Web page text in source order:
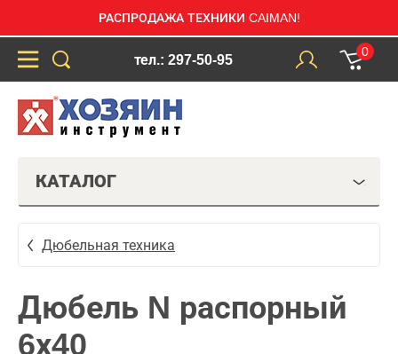
РАСПРОДАЖА ТЕХНИКИ CAIMAN!
тел.: 297-50-95
0
КАТАЛОГ
Дюбельная техника
Дюбель N распорный
6х40